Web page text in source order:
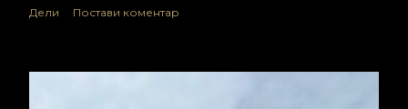
Дели Постави коментар